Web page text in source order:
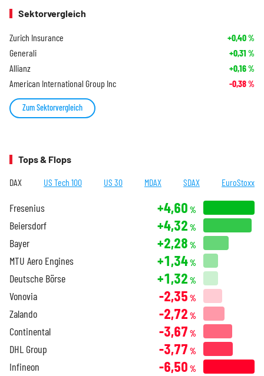
Sektorvergleich
Zurich Insurance +0,40%
Generali +0,31 %
Allianz +0,16%
American International Group Inc -0,38%
Zum Sektorvergleich
Tops & Flops
DAX US Tech 100 US 30 MDAX SDAX EuroStoxx
Fresenius +4,60 %
Beiersdorf +4,32 %
Bayer +2,28 %
MTU Aero Engines +1,34%
Deutsche Börse +1,32 %
Vonovia -2,35 %
Zalando -2,72 %
Continental -3,67 %
DHL Group -3,77 %
Infineon -6,50 %